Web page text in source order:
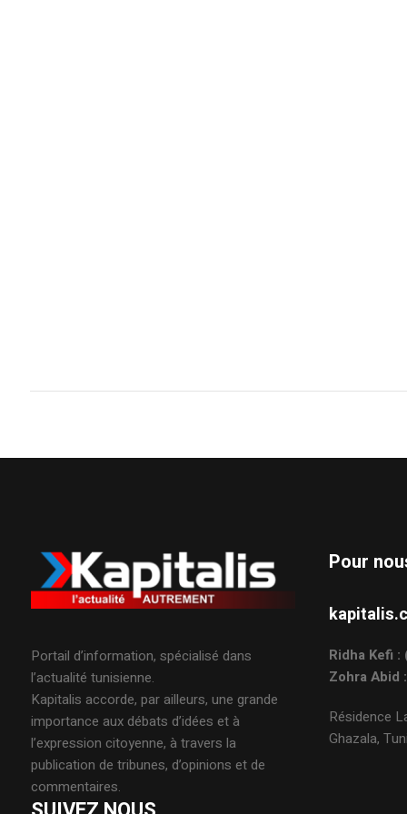
Portail d’information, spécialisé dans
l’actualité tunisienne.
Kapitalis accorde, par ailleurs, une grande
importance aux débats d’idées et à
l’expression citoyenne, à travers la
publication de tribunes, d’opinions et de
commentaires.
Pour
Ridha Kefi
Zohra Abid
Résidence
Ghazala,